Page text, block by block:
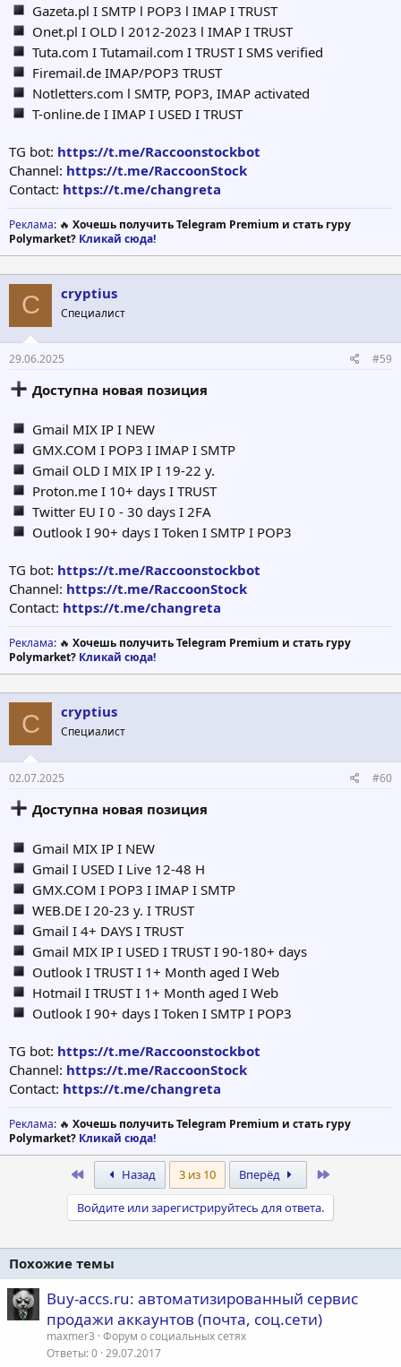
Gazeta.pl I SMTP l POP3 l IMAP I TRUST
Onet.pl I OLD l 2012-2023 l IMAP I TRUST
Tuta.com I Tutamail.com I TRUST I SMS verified
Firemail.de IMAP/POP3 TRUST
Notletters.com l SMTP, POP3, IMAP activated
T-online.de I IMAP I USED I TRUST
TG bot: https://t.me/Raccoonstockbot
Channel: https://t.me/RaccoonStock
Contact: https://t.me/changreta
Реклама: 🔥 Хочешь получить Telegram Premium и стать гуру
Polymarket? Кликай сюда!
C cryptius
Специалист
29.06.2025 #59
Доступна новая позиция
Gmail MIX IP I NEW
GMX.COM I POP3 I IMAP I SMTP
Gmail OLD I MIX IP I 19-22 y.
Proton.me I 10+ days I TRUST
Twitter EU I 0 - 30 days I 2FA
Outlook I 90+ days I Token I SMTP I POP3
TG bot: https://t.me/Raccoonstockbot
Channel: https://t.me/RaccoonStock
Contact: https://t.me/changreta
Реклама: 🔥 Хочешь получить Telegram Premium и стать гуру
Polymarket? Кликай сюда!
C cryptius
Специалист
02.07.2025 #60
Доступна новая позиция
Gmail MIX IP I NEW
Gmail I USED I Live 12-48 H
GMX.COM I POP3 I IMAP I SMTP
WEB.DE I 20-23 y. I TRUST
Gmail I 4+ DAYS I TRUST
Gmail MIX IP I USED I TRUST I 90-180+ days
Outlook I TRUST I 1+ Month aged I Web
Hotmail I TRUST I 1+ Month aged I Web
Outlook I 90+ days I Token I SMTP I POP3
TG bot: https://t.me/Raccoonstockbot
Channel: https://t.me/RaccoonStock
Contact: https://t.me/changreta
Реклама: 🔥 Хочешь получить Telegram Premium и стать гуру
Polymarket? Кликай сюда!
First Назад 3 из 10 Вперёд
Войдите или зарегистрируйтесь для ответа.
Похожие темы
Buy-accs.ru: автоматизированный сервис
продажи аккаунтов (почта, соц.сети)
maxmer3 Форум о социальных сетях
Ответы 0 29.07.2017